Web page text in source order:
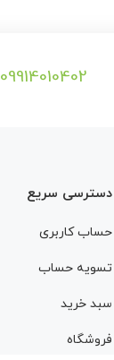
09914010402
دسترسی سریع
حساب کاربری
تسویه حساب
سبد خرید
فروشگاه